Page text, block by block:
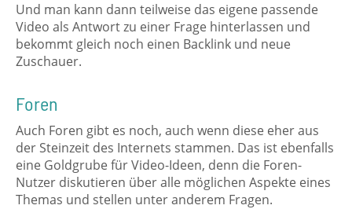
Und man kann dann teilweise das eigene passende
Video als Antwort zu einer Frage hinterlassen und
bekommt gleich noch einen Backlink und neue
Zuschauer.
Foren
Auch Foren gibt es noch, auch wenn diese eher aus
der Steinzeit des Internets stammen. Das ist ebenfalls
eine Goldgrube für Video-Ideen, denn die Foren-
Nutzer diskutieren über alle möglichen Aspekte eines
Themas und stellen unter anderem Fragen.